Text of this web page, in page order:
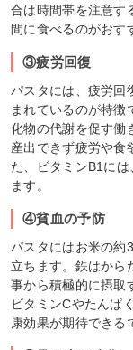
合は時間帯を注意す
間に食べるのがおす
③疲労回復
パスタには、疲労回
まれているのが特徴
化物の代謝を促す働
産出できず疲労や食
た、ビタミンB1に
ます。
④貧血の予防
パスタにはお米の約
立ちます。鉄はから
事から積極的に摂取
ビタミンCやたんぱ
康効果が期待できる